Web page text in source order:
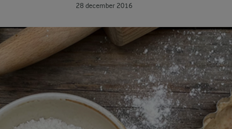
28 december 2016